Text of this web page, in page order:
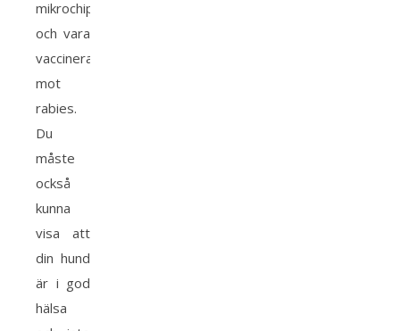
mikrochip)
och vara
vaccinerad
mot
rabies.
Du
måste
också
kunna
visa att
din hund
är i god
hälsa